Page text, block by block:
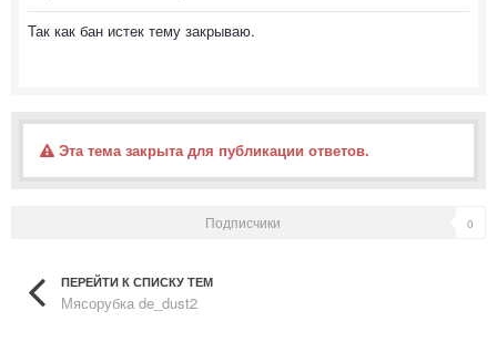
Так как бан истек тему закрываю.
Эта тема закрыта для публикации ответов.
Подписчики 0
ПЕРЕЙТИ К СПИСКУ ТЕМ
Мясорубка de_dust2